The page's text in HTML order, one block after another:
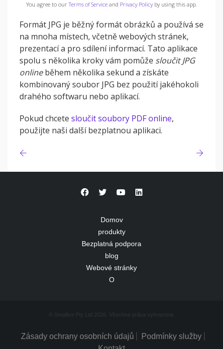
You agree to ourTerms of Serviceand Privacy Policyby using this app.
Formát JPG je běžný formát obrázků a používá se
na mnoha místech, včetně webových stránek,
prezentací a pro sdílení informací. Tato aplikace
spolu s několika kroky vám pomůže sloučit JPG
onlineběhem několika sekund a získáte
kombinovaný soubor JPG bez použití jakéhokoli
drahého softwaru nebo aplikací.
Pokud chcete sloučit soubory PDF online,
použijte naši další bezplatnou aplikaci.
Domov
produkty
Bezplatná podpora
blog
Webové stránky
O
© Smallize Pty Ltd 2026. Všechna práva vyhrazena.
Zásady ochrany osobních údajů
Podmínky služby